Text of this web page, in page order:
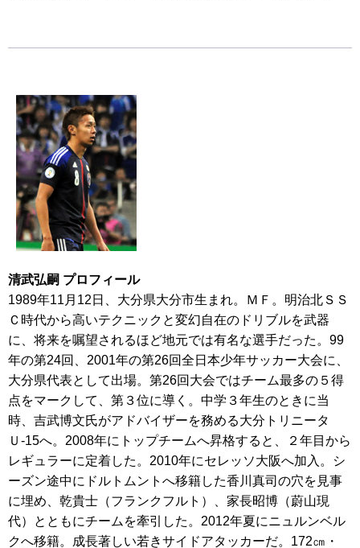
清武弘嗣 プロフィール
1989年11月12日、大分県大分市生まれ。ＭＦ。明治北ＳＳ
Ｃ時代から高いテクニックと変幻自在のドリブルを武器
に、将来を嘱望されるほど地元では有名な選手だった。99
年の第24回、2001年の第26回全日本少年サッカー大会に、
大分県代表として出場。第26回大会ではチーム最多の５得
点をマークして、第３位に導く。中学３年生のときに当
時、吉武博文氏がアドバイザーを務める大分トリニータ
Ｕ-15へ。2008年にトップチームへ昇格すると、２年目から
レギュラーに定着した。2010年にセレッソ大阪へ加入。シ
ーズン途中にドルトムントへ移籍した香川真司の穴を見事
に埋め、乾貴士（フランクフルト）、家長昭博（蔚山現
代）とともにチームを牽引した。2012年夏にニュルンベル
クへ移籍。成長著しい若きサイドアタッカーだ。172㎝・